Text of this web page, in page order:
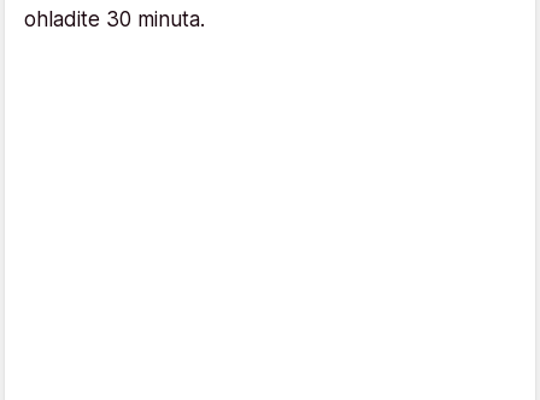
ohladite 30 minuta.